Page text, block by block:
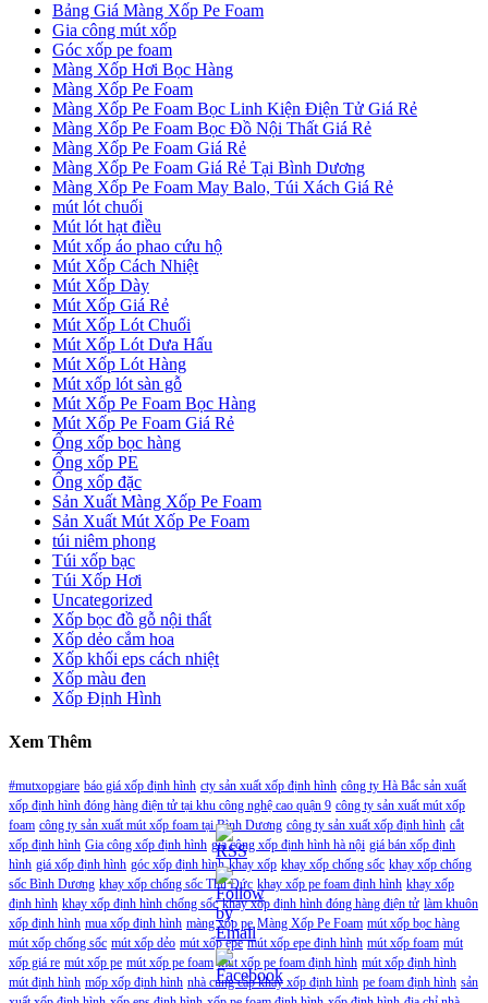
Bảng Giá Màng Xốp Pe Foam
Gia công mút xốp
Góc xốp pe foam
Màng Xốp Hơi Bọc Hàng
Màng Xốp Pe Foam
Màng Xốp Pe Foam Bọc Linh Kiện Điện Tử Giá Rẻ
Màng Xốp Pe Foam Bọc Đồ Nội Thất Giá Rẻ
Màng Xốp Pe Foam Giá Rẻ
Màng Xốp Pe Foam Giá Rẻ Tại Bình Dương
Màng Xốp Pe Foam May Balo, Túi Xách Giá Rẻ
mút lót chuối
Mút lót hạt điều
Mút xốp áo phao cứu hộ
Mút Xốp Cách Nhiệt
Mút Xốp Dày
Mút Xốp Giá Rẻ
Mút Xốp Lót Chuối
Mút Xốp Lót Dưa Hấu
Mút Xốp Lót Hàng
Mút xốp lót sàn gỗ
Mút Xốp Pe Foam Bọc Hàng
Mút Xốp Pe Foam Giá Rẻ
Ống xốp bọc hàng
Ống xốp PE
Ống xốp đặc
Sản Xuất Màng Xốp Pe Foam
Sản Xuất Mút Xốp Pe Foam
túi niêm phong
Túi xốp bạc
Túi Xốp Hơi
Uncategorized
Xốp bọc đồ gỗ nội thất
Xốp dẻo cắm hoa
Xốp khối eps cách nhiệt
Xốp màu đen
Xốp Định Hình
Xem Thêm
#mutxopgiare báo giá xốp định hình cty sản xuất xốp định hình công ty Hà Bắc sản xuất
xốp định hình đóng hàng điện tử tại khu công nghệ cao quận 9 công ty sản xuất mút xốp
foam công ty sản xuất mút xốp foam tại Bình Dương công ty sản xuất xốp định hình cắt
xốp định hình Gia công xốp định hình gia công xốp định hình hà nội giá bán xốp định
hình giá xốp định hình góc xốp định hình khay xốp khay xốp chống sốc khay xốp chống
sốc Bình Dương khay xốp chống sốc Thủ Đức khay xốp pe foam định hình khay xốp
định hình khay xốp định hình chống sốc khay xốp định hình đóng hàng điện tử làm khuôn
xốp định hình mua xốp định hình màng xốp pe Màng Xốp Pe Foam mút xốp bọc hàng
mút xốp chống sốc mút xốp dẻo mút xốp epe mút xốp epe định hình mút xốp foam mút
xốp giá re mút xốp pe mút xốp pe foam mút xốp pe foam định hình mút xốp định hình
mút định hình mốp xốp định hình nhà cung cấp khay xốp định hình pe foam định hình sản